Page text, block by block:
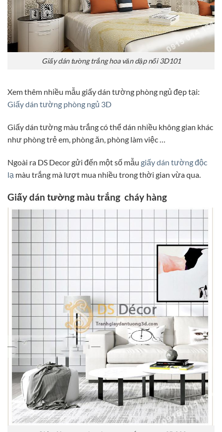
Giấy dán tường trắng hoa văn dập nổi 3D101
Xem thêm nhiều mẫu giấy dán tường phòng ngủ đẹp tại:
Giấy dán tường phòng ngủ 3D
Giấy dán tường màu trắng có thể dán nhiều không gian khác
như phòng trẻ em, phòng ăn, phòng làm việc …
Ngoài ra DS Decor gửi đến một số mẫu giấy dán tường độc
lạ màu trắng mà lượt mua nhiều trong thời gian vừa qua.
Giấy dán tường màu trắng cháy hàng